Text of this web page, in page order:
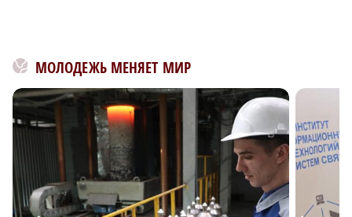
МОЛОДЕЖЬ МЕНЯЕТ МИР